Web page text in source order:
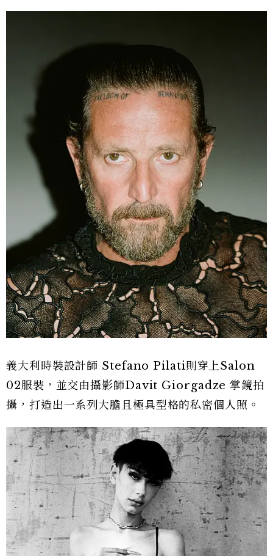
義大利時裝設計師 Stefano Pilati則穿上Salon
02服裝，並交由攝影師Davit Giorgadze 掌鏡拍
攝，打造出一系列大膽且極具型格的私密個人照。